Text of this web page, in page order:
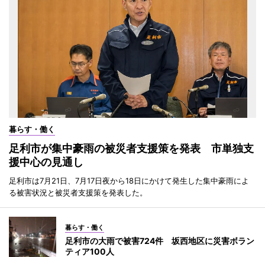
暮らす・働く
足利市が集中豪雨の被災者支援策を発表 市単独支
援中心の見通し
足利市は7月21日、7月17日夜から18日にかけて発生した集中豪雨によ
る被害状況と被災者支援策を発表した。
暮らす・働く
足利市の大雨で被害724件 坂西地区に災害ボラン
ティア100人